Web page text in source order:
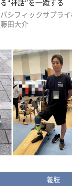
パシフィックサプラ
藤田大介
義肢